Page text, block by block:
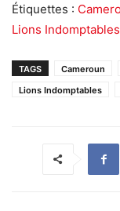
Étiquettes :
Lions Indomptables
TAGS Cameroun
Lions Indomptables